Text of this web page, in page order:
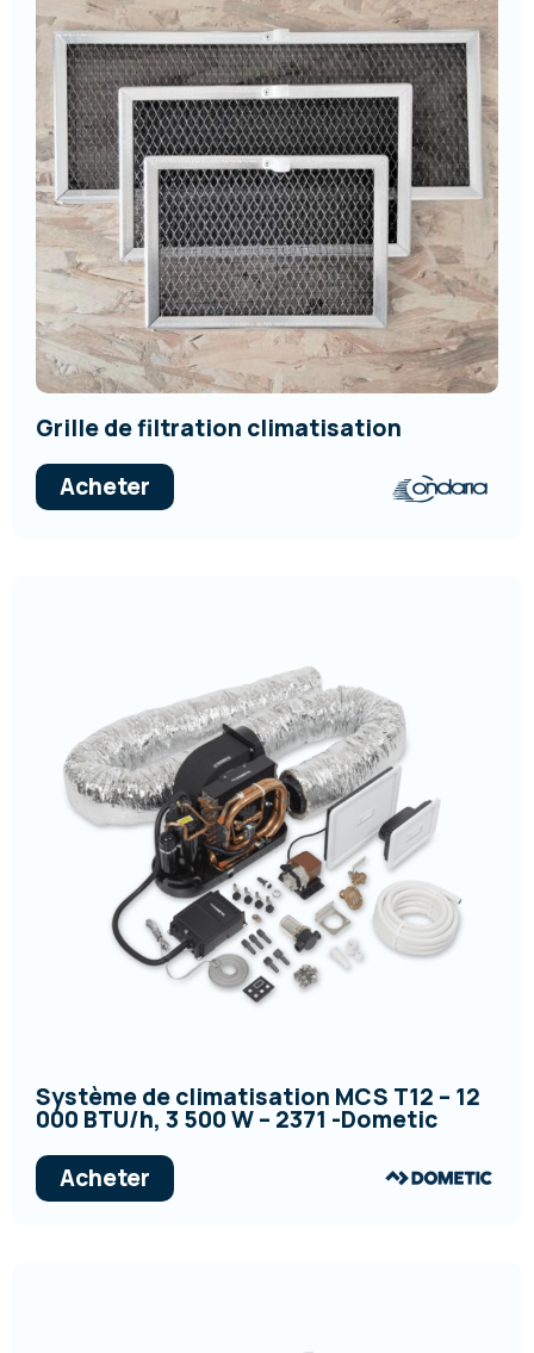
Grille de filtration climatisation
Acheter
Système de climatisation MCS T12 – 12
000 BTU/h, 3 500 W – 2371 -Dometic
Acheter